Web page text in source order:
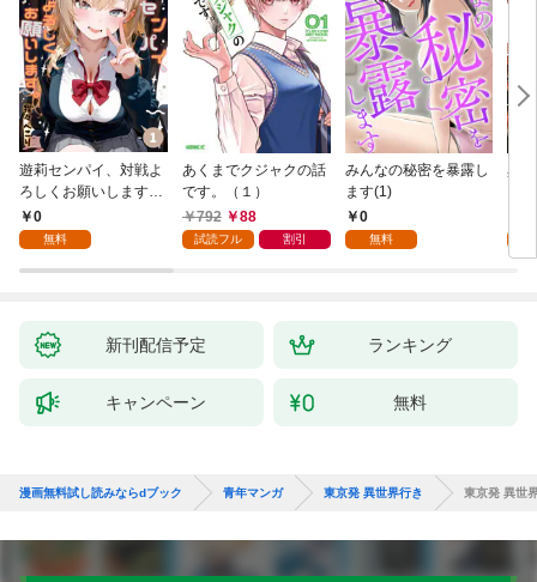
遊莉センパイ、対戦よ
ろしくお願いします。
1 0
無料
あくまでクジャクの話
です。（１）
792
88
試読フル 割引
みんなの秘密を暴露し
ます(1)
0
無料
異
新刊配信予定 ランキング
キャンペーン 無料
漫画無料試し読みならdブック 青年マンガ 東京発 異世界行き 東京発 異世